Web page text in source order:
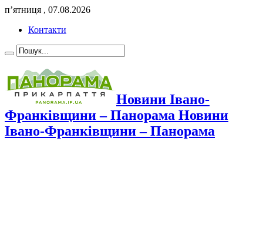
п’ятниця , 07.08.2026
Контакти
Новини Івано-
Франківщини – Панорама Новини
Івано-Франківщини – Панорама